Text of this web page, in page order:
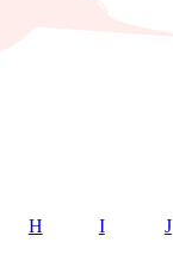
H I J